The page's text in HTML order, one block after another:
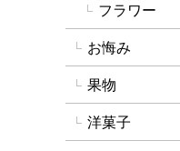
フラワー
お悔み
果物
洋菓子